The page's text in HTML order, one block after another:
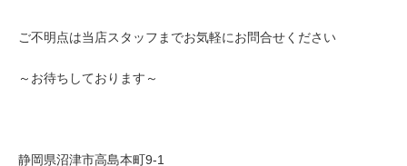
ご不明点は当店スタッフまでお気軽にお問合せください
～お待ちしております～
静岡県沼津市高島本町9-1